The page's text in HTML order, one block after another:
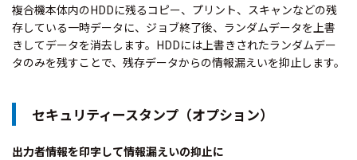
複合機本体内のHDDに残るコピー、プリント、スキャンなどの残
存している一時データに、ジョブ終了後、ランダムデータを上書
きしてデータを消去します。HDDには上書きされたランダムデー
タのみを残すことで、残存データからの情報漏えいを抑止します。
セキュリティースタンプ（オプション）
出力者情報を印字して情報漏えいの抑止に